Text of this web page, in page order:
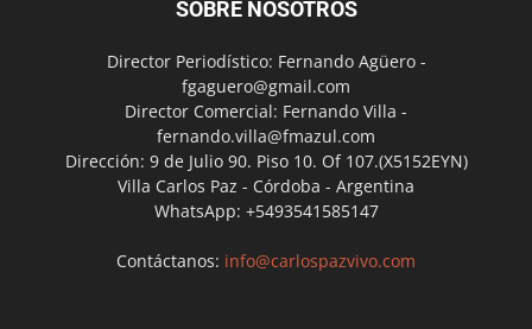
SOBRE NOSOTROS
Director Periodístico: Fernando Agüero -
fgaguero@gmail.com
Director Comercial: Fernando Villa -
fernando.villa@fmazul.com
Dirección: 9 de Julio 90. Piso 10. Of 107.(X5152EYN)
Villa Carlos Paz - Córdoba - Argentina
WhatsApp: +5493541585147
Contáctanos: info@carlospazvivo.com